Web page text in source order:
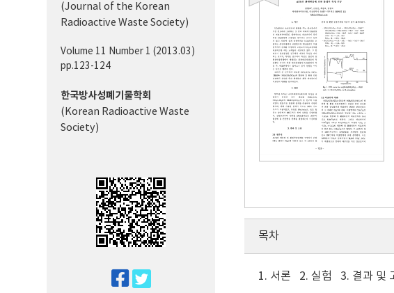
(Journal of the Korean
Radioactive Waste Society)
Volume 11 Number 1 (2013.03)
pp.123-124
한국방사성폐기물학회
(Korean Radioactive Waste
Society)
목차
1. 서론 2. 실험 3. 결과 및